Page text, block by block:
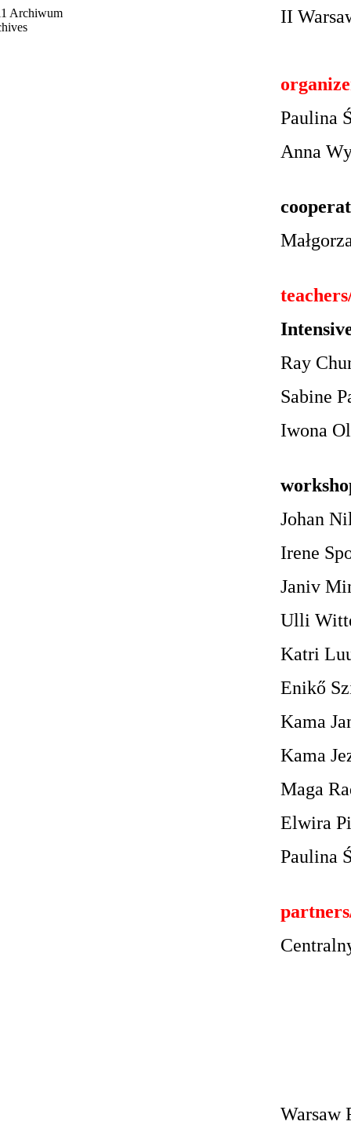
Archiwum
II
Paulina
Anna
Ray
Sabine
Iwona
Johan
Irene
Janiv
Ulli
Katri
Enikő
Kama
Kama
Maga
Elwira
Paulina
Warsaw